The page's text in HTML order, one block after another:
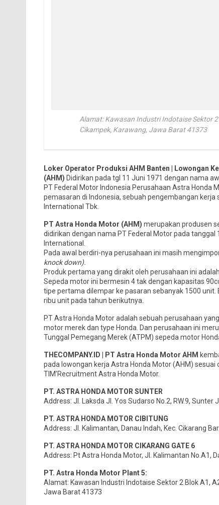
Alamat: Kawasan Industri Indotaise Sektor 2
Cikampek, Karawang, Jawa Barat 41373
Loker Operator Produksi AHM Banten | Lowongan
(AHM) Didirikan pada tgl 11 Juni 1971 dengan nama
PT Federal Motor Indonesia Perusahaan Astra Honda
pemasaran di Indonesia, sebuah pengembangan
International Tbk.
PT Astra Honda Motor (AHM) merupakan produsen
didirikan dengan nama PT Federal Motor pada
International.
Pada awal berdiri-nya perusahaan ini masih
knock down).
Produk pertama yang dirakit oleh perusahaan ini
Sepeda motor ini bermesin 4 tak dengan kapasitas
tipe pertama dilempar ke pasaran sebanyak 1500
ribu unit pada tahun berikutnya.
PT Astra Honda Motor adalah sebuah perusahaan
motor merek dan type Honda. Dan perusahaan ini
Tunggal Pemegang Merek (ATPM) sepeda motor
THECOMPANY.ID | PT Astra Honda Motor AHM
pada lowongan kerja Astra Honda Motor (AHM)
TIM’Recruitment Astra Honda Motor.
PT. ASTRA HONDA MOTOR SUNTER
Address: Jl. Laksda Jl. Yos Sudarso No.2, RW.9,
PT. ASTRA HONDA MOTOR CIBITUNG
Address: Jl. Kalimantan, Danau Indah, Kec. Cikarang
PT. ASTRA HONDA MOTOR CIKARANG GATE 6
Address: Pt Astra Honda Motor, Jl. Kalimantan No.A1,
PT. Astra Honda Motor Plant 5:
Alamat: Kawasan Industri Indotaise Sektor 2 Blok A1,
Jawa Barat 41373